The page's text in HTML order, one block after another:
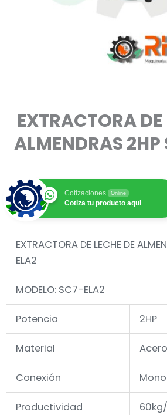
EXTRACTORA DE
ALMENDRAS
Cotizaciones Online
Cotiza tu producto aqui
EXTRACTORA DE LECHE DE
ELA2
MODELO: SC7-ELA2
Potencia 2HP
Material
Conexión
Productividad